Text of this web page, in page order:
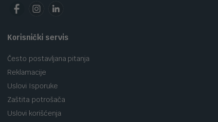
Korisnički servis
Često postavljana pitanja
Reklamacije
Uslovi Isporuke
Zaštita potrošača
Uslovi korišćenja